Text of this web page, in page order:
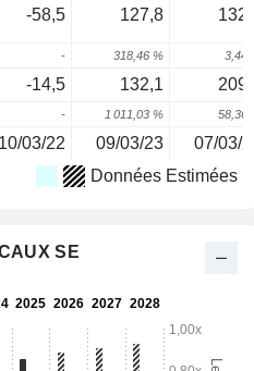
-58,5 127,8
- 318,46 % 3,44
-14,5 132,1
- 1 011,03 % 58,36
10/03/22 09/03/23 07/03/
Données Estimées
SE